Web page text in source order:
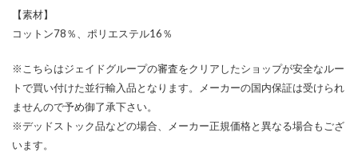
【素材】
コットン78％、ポリエステル16％
※こちらはジェイドグループの審査をクリアしたショップが安全なルー
トで買い付けた並行輸入品となります。メーカーの国内保証は受けられ
ませんので予め御了承下さい。
※デッドストック品などの場合、メーカー正規価格と異なる場合もござ
います。